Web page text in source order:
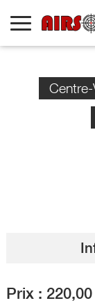
Prix : 220,00